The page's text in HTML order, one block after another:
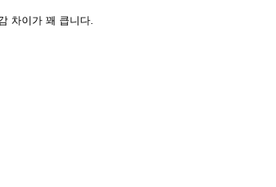
차이가 꽤 큽니다.